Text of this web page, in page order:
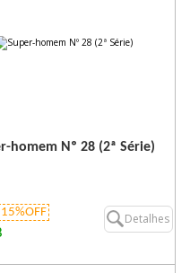
homem Nº 28 (2ª Série)
15%OFF Detalhes